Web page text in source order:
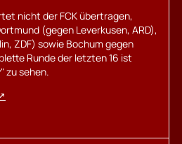
nicht der FCK übertragen,
(gegen Leverkusen, ARD),
ZDF) sowie Bochum gegen
Runde der letzten 16 ist
zu sehen.